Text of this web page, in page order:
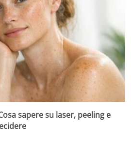
sapere su laser, peeling e